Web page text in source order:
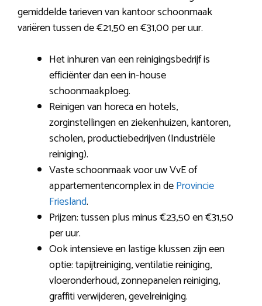
gemiddelde tarieven van kantoor schoonmaak
variëren tussen de €21,50 en €31,00 per uur.
Het inhuren van een reinigingsbedrijf is
efficiënter dan een in-house
schoonmaakploeg.
Reinigen van horeca en hotels,
zorginstellingen en ziekenhuizen, kantoren,
scholen, productiebedrijven (Industriële
reiniging).
Vaste schoonmaak voor uw VvE of
appartementencomplex in deProvincie
Friesland.
Prijzen: tussen plus minus €23,50 en €31,50
per uur.
Ook intensieve en lastige klussen zijn een
optie: tapijtreiniging, ventilatie reiniging,
vloeronderhoud, zonnepanelen reiniging,
graffiti verwijderen, gevelreiniging.